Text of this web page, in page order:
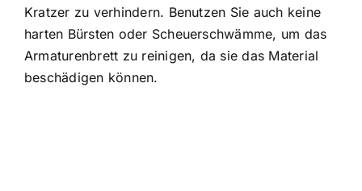
Kratzer zu verhindern. Benutzen Sie auch keine
harten Bürsten oder Scheuerschwämme, um das
Armaturenbrett zu reinigen, da sie das Material
beschädigen können.